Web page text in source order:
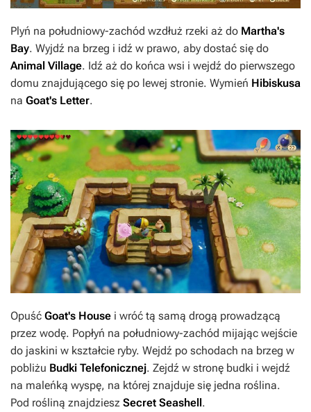
Plyń na południowy-zachód wzdłuż rzeki aż do Martha's
Bay. Wyjdź na brzeg i idź w prawo, aby dostać się do
Animal Village. Idź aż do końca wsi i wejdź do pierwszego
domu znajdującego się po lewej stronie. Wymień Hibiskusa
na Goat's Letter.
Opuść Goat's House i wróć tą samą drogą prowadzącą
przez wodę. Popłyń na południowy-zachód mijając wejście
do jaskini w kształcie ryby. Wejdź po schodach na brzeg w
pobliżu Budki Telefonicznej. Zejdź w stronę budki i wejdź
na maleńką wyspę, na której znajduje się jedna roślina.
Pod rośliną znajdziesz Secret Seashell.